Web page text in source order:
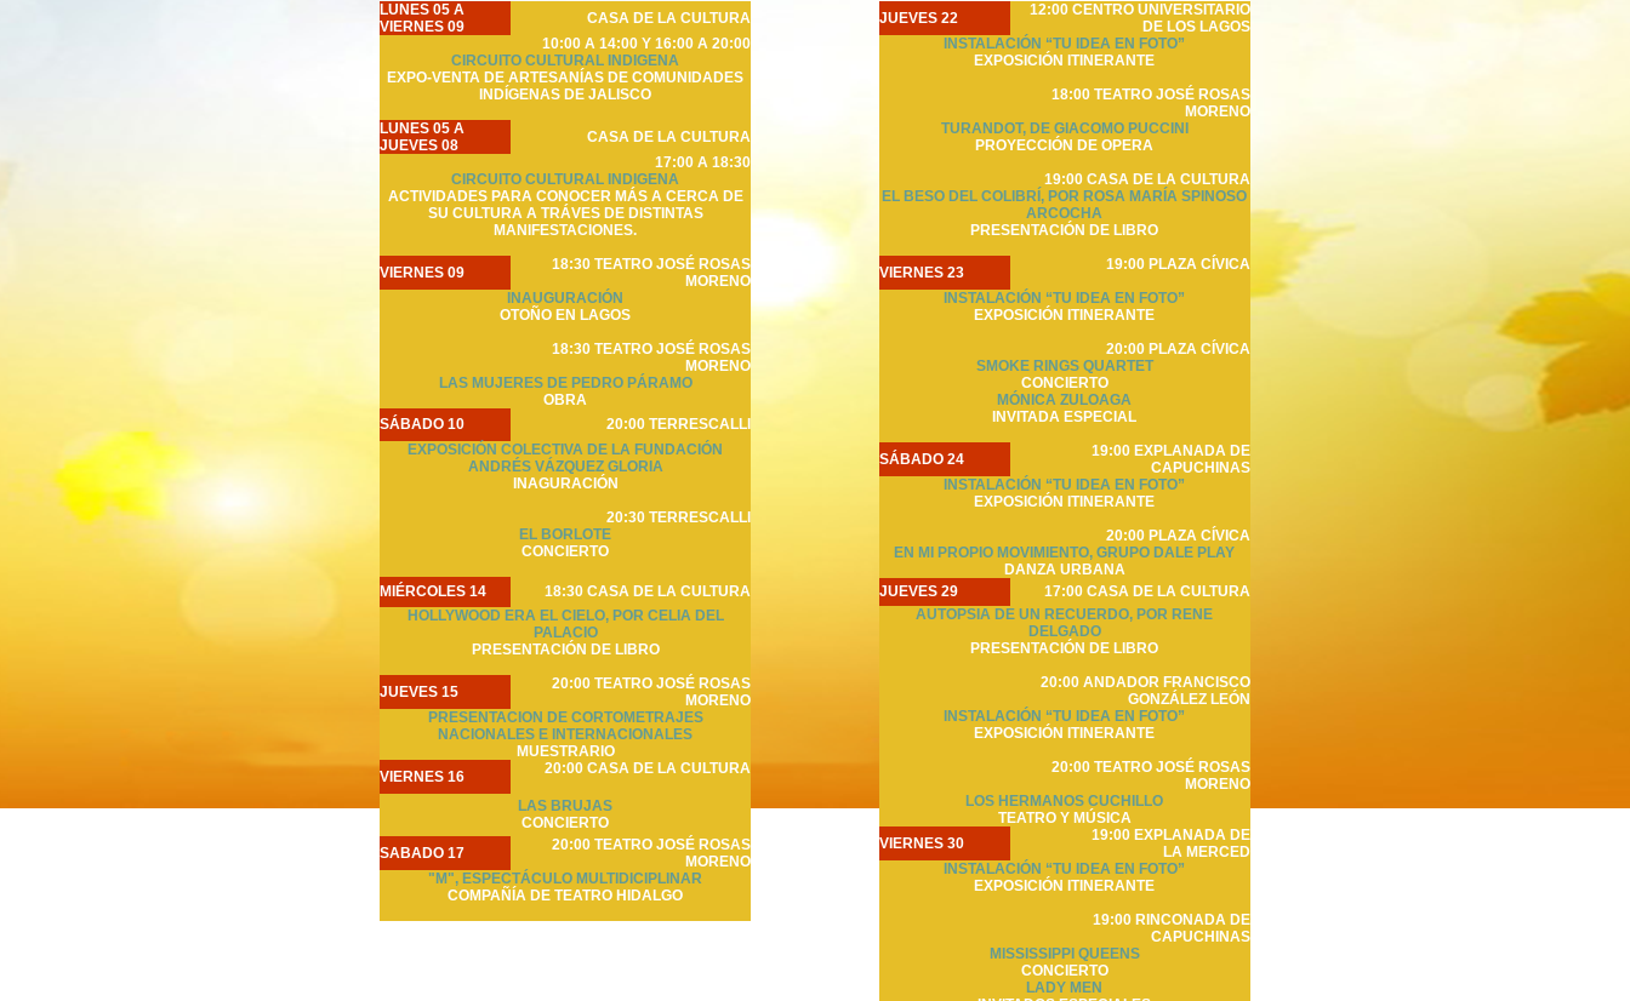
LUNES 05 A
VIERNES 09
CASA DE LA CULTURA
10:00 A 14:00 Y 16:00 A 20:00
CIRCUITO CULTURAL INDIGENA
EXPO-VENTA DE ARTESANÍAS DE COMUNIDADES
INDÍGENAS DE JALISCO
LUNES 05 A
JUEVES 08
CASA DE LA CULTURA
17:00 A 18:30
CIRCUITO CULTURAL INDIGENA
ACTIVIDADES PARA CONOCER MÁS A CERCA DE
SU CULTURA A TRÁVES DE DISTINTAS
MANIFESTACIONES.
VIERNES 09
18:30 TEATRO JOSÉ ROSAS
MORENO
INAUGURACIÓN
OTOÑO EN LAGOS
18:30 TEATRO JOSÉ ROSAS
MORENO
LAS MUJERES DE PEDRO PÁRAMO
OBRA
SÁBADO 10
20:00 TERRESCALLI
EXPOSICIÓN COLECTIVA DE LA FUNDACIÓN
ANDRÉS VÁZQUEZ GLORIA
INAGURACIÓN
20:30 TERRESCALLI
EL BORLOTE
CONCIERTO
MIÉRCOLES 14
18:30 CASA DE LA CULTURA
HOLLYWOOD ERA EL CIELO, POR CELIA DEL
PALACIO
PRESENTACIÓN DE LIBRO
JUEVES 15
20:00 TEATRO JOSÉ ROSAS
MORENO
PRESENTACION DE CORTOMETRAJES
NACIONALES E INTERNACIONALES
MUESTRARIO
VIERNES 16
20:00 CASA DE LA CULTURA
LAS BRUJAS
CONCIERTO
SABADO 17
20:00 TEATRO JOSÉ ROSAS
MORENO
"M", ESPECTÁCULO MULTIDICIPLINAR
COMPAÑÍA DE TEATRO HIDALGO
JUEVES 22
12:00 CENTRO UNIVERSITARIO
DE LOS LAGOS
INSTALACIÓN “TU IDEA EN FOTO”
EXPOSICIÓN ITINERANTE
18:00 TEATRO JOSÉ ROSAS
MORENO
TURANDOT, DE GIACOMO PUCCINI
PROYECCIÓN DE OPERA
19:00 CASA DE LA CULTURA
EL BESO DEL COLIBRÍ, POR ROSA MARÍA SPINOSO
ARCOCHA
PRESENTACIÓN DE LIBRO
VIERNES 23
19:00 PLAZA CÍVICA
INSTALACIÓN “TU IDEA EN FOTO”
EXPOSICIÓN ITINERANTE
20:00 PLAZA CÍVICA
SMOKE RINGS QUARTET
CONCIERTO
MÓNICA ZULOAGA
INVITADA ESPECIAL
SÁBADO 24
19:00 EXPLANADA DE
CAPUCHINAS
INSTALACIÓN “TU IDEA EN FOTO”
EXPOSICIÓN ITINERANTE
20:00 PLAZA CÍVICA
EN MI PROPIO MOVIMIENTO, GRUPO DALE PLAY
DANZA URBANA
JUEVES 29
17:00 CASA DE LA CULTURA
AUTOPSIA DE UN RECUERDO, POR RENE
DELGADO
PRESENTACIÓN DE LIBRO
20:00 ANDADOR FRANCISCO
GONZÁLEZ LEÓN
INSTALACIÓN “TU IDEA EN FOTO”
EXPOSICIÓN ITINERANTE
20:00 TEATRO JOSÉ ROSAS
MORENO
LOS HERMANOS CUCHILLO
TEATRO Y MÚSICA
VIERNES 30
19:00 EXPLANADA DE
LA MERCED
INSTALACIÓN “TU IDEA EN FOTO”
EXPOSICIÓN ITINERANTE
19:00 RINCONADA DE
CAPUCHINAS
MISSISSIPPI QUEENS
CONCIERTO
LADY MEN